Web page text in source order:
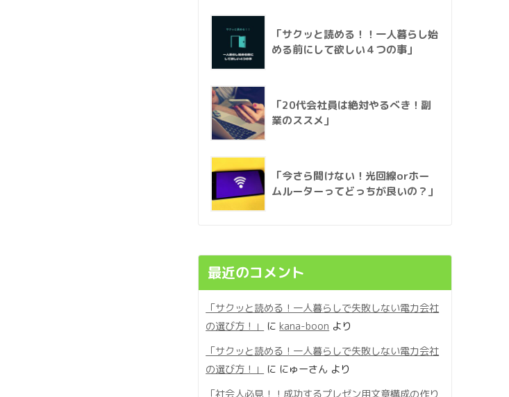
「サクッと読める！！一人暮らし始
める前にして欲しい４つの事」
「20代会社員は絶対やるべき！副
業のススメ」
「今さら聞けない！光回線orホー
ムルーターってどっちが良いの？」
最近のコメント
「サクッと読める！一人暮らしで失敗しない電力会社
の選び方！」
に kana-boon より
「サクッと読める！一人暮らしで失敗しない電力会社
の選び方！」
に にゅーさん より
「社会人必見！！成功するプレゼン用文章構成の作り